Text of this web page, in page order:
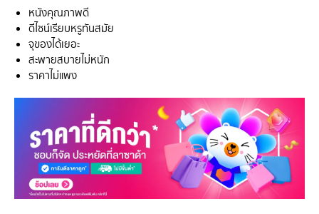
หนังคุณภาพดี
ดีไซน์เรียบหรูทันสมัย
จุของได้เยอะ
สะพายสบายไม่หนัก
ราคาไม่แพง